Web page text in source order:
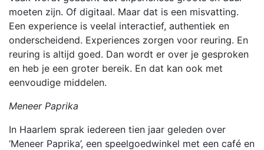
moeten zijn. Of digitaal. Maar dat is een misvatting.
Een experience is veelal interactief, authentiek en
onderscheidend. Experiences zorgen voor reuring. En
reuring is altijd goed. Dan wordt er over je gesproken
en heb je een groter bereik. En dat kan ook met
eenvoudige middelen.
Meneer Paprika
In Haarlem sprak iedereen tien jaar geleden over
‘Meneer Paprika’, een speelgoedwinkel met een café en